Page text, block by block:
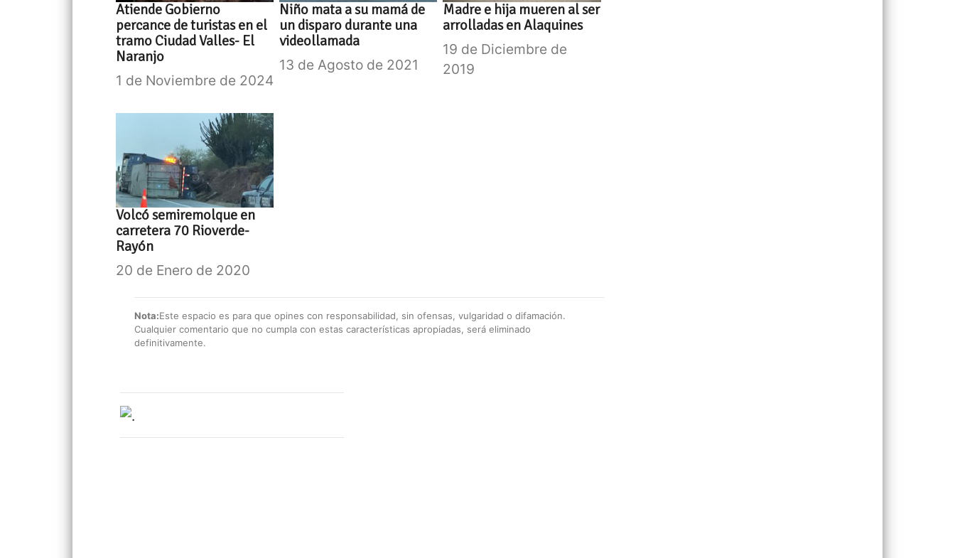
Atiende Gobierno
percance de turistas en el
tramo Ciudad Valles- El
Naranjo
1 de Noviembre de 2024
Niño mata a su mamá de
un disparo durante una
videollamada
13 de Agosto de 2021
Madre e hija mueren al ser
arrolladas en Alaquines
19 de Diciembre de
2019
Volcó semiremolque en
carretera 70 Rioverde-
Rayón
20 de Enero de 2020
Nota:Este espacio es para que opines con responsabilidad, sin ofensas, vulgaridad o difamación.
Cualquier comentario que no cumpla con estas características apropiadas, será eliminado
definitivamente.